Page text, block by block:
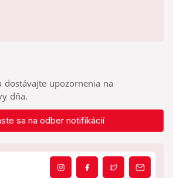
upozornenia na
dňa.
sa na odber notifikácií